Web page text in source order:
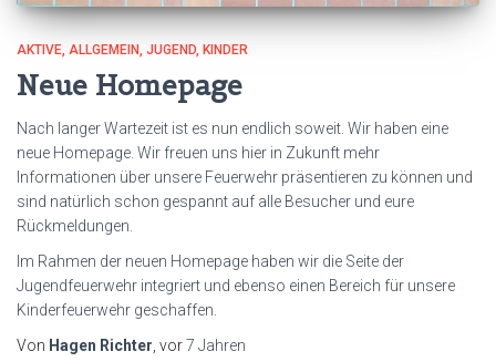
AKTIVE ALLGEMEIN JUGEND KINDER
Neue Homepage
Nach langer Wartezeit ist es nun endlich soweit. Wir haben eine
neue Homepage. Wir freuen uns hier in Zukunft mehr
Informationen über unsere Feuerwehr präsentieren zu können und
sind natürlich schon gespannt auf alle Besucher und eure
Rückmeldungen.
Im Rahmen der neuen Homepage haben wir die Seite der
Jugendfeuerwehr integriert und ebenso einen Bereich für unsere
Kinderfeuerwehr geschaffen.
Von Hagen Richter , vor7 Jahren